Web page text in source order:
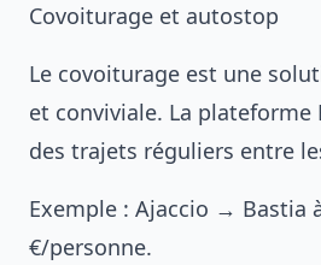
Covoiturage et autostop
Le covoiturage est une
et conviviale. La plateforme
des trajets réguliers entre
Exemple : Ajaccio → Bastia
€/personne.